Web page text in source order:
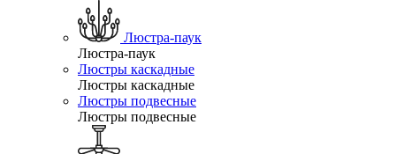
Люстра-паук
Люстра-паук
Люстры каскадные
Люстры каскадные
Люстры подвесные
Люстры подвесные